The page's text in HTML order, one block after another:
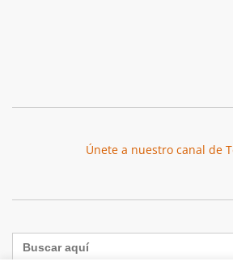
Únete a nuestro canal de
Buscar: